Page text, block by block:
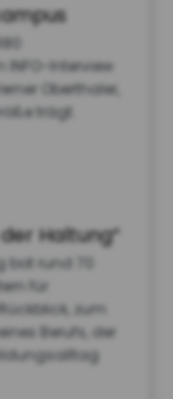
INFO-Interview
Oberthaler,
trägt.
Haltung“
rund 70
für
zum
Berufs, der